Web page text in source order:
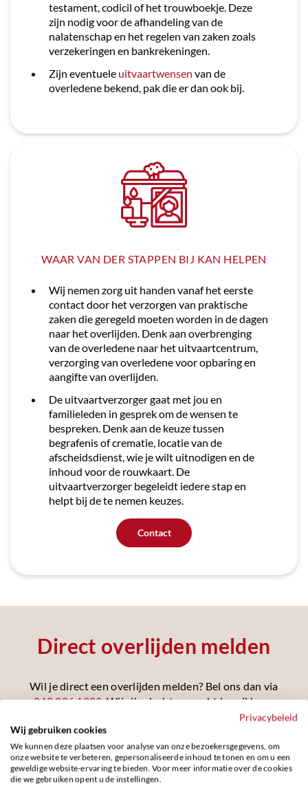
testament, codicil of het trouwboekje. Deze
zijn nodig voor de afhandeling van de
nalatenschap en het regelen van zaken zoals
verzekeringen en bankrekeningen.
Zijn eventuele uitvaartwensen van de
overledene bekend, pak die er dan ook bij.
WAAR VAN DER STAPPEN BIJ KAN HELPEN
Wij nemen zorg uit handen vanaf het eerste
contact door het verzorgen van praktische
zaken die geregeld moeten worden in de dagen
naar het overlijden. Denk aan overbrenging
van de overledene naar het uitvaartcentrum,
verzorging van overledene voor opbaring en
aangifte van overlijden.
De uitvaartverzorger gaat met jou en
familieleden in gesprek om de wensen te
bespreken. Denk aan de keuze tussen
begrafenis of crematie, locatie van de
afscheidsdienst, wie je wilt uitnodigen en de
inhoud voor de rouwkaart. De
uitvaartverzorger begeleidt iedere stap en
helpt bij de te nemen keuzes.
Contact
Direct overlijden melden
Wil je direct een overlijden melden? Bel ons dan via
040 286 1383. Wij zijn dacht en nacht bereikbaar.
Privacybeleid
Wij gebruiken cookies
We kunnen deze plaatsen voor analyse van onze bezoekersgegevens, om
onze website te verbeteren, gepersonaliseerde inhoud te tonen en om u een
geweldige website-ervaring te bieden. Voor meer informatie over de cookies
die we gebruiken opent u de instellingen.